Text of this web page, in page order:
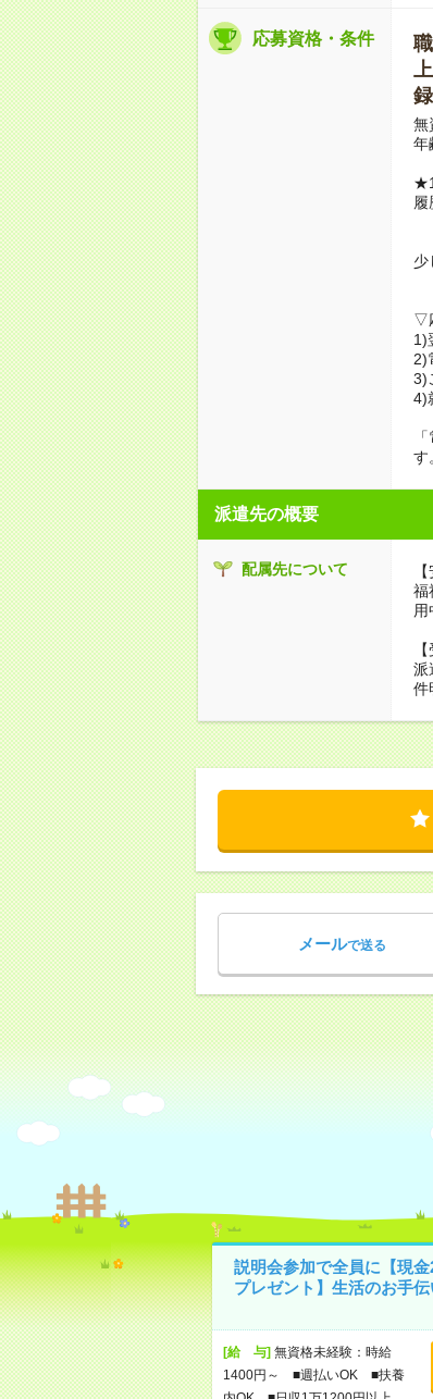
応募資格・条件
無
年
履
少
▽
1)
2)
3)
4)
す
派遣先の概要
配属先について
福
派
件
メールで送る
説明会参加で全員に【現
プレゼント】生活のお手
[給 与]無資格未経験：時給
1400円～ ■週払いOK ■扶養